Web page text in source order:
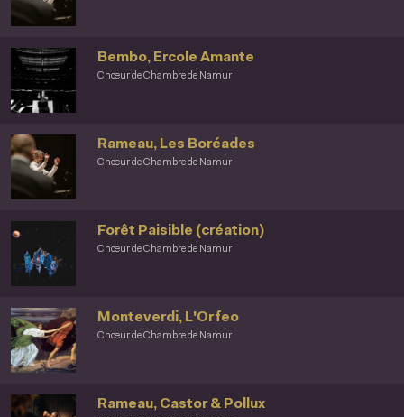
Chœur de Chambre de Namur
Bembo, Ercole Amante
Chœur de Chambre de Namur
Rameau, Les Boréades
Chœur de Chambre de Namur
Forêt Paisible (création)
Chœur de Chambre de Namur
Monteverdi, L'Orfeo
Rameau, Castor & Pollux